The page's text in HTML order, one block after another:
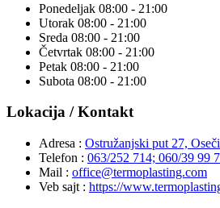
Ponedeljak 08:00 - 21:00
Utorak 08:00 - 21:00
Sreda 08:00 - 21:00
Četvrtak 08:00 - 21:00
Petak 08:00 - 21:00
Subota 08:00 - 21:00
Lokacija / Kontakt
Adresa : Ostružanjski put 27,
Telefon : 063/252 714; 060/39 99
Mail : office@termoplasting.com
Veb sajt : https://